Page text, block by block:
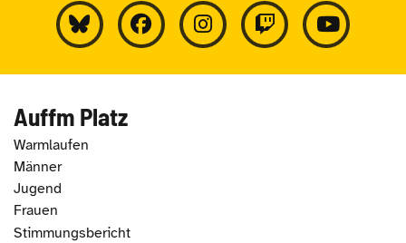
Auffm Platz
Warmlaufen
Männer
Jugend
Frauen
Stimmungsbericht